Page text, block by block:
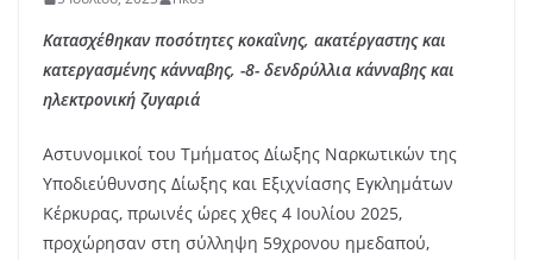
Κατασχέθηκαν ποσότητες κοκαΐνης, ακατέργαστης και
κατεργασμένης κάνναβης, -8- δενδρύλλια κάνναβης και
ηλεκτρονική ζυγαριά
Αστυνομικοί του Τμήματος Δίωξης Ναρκωτικών της
Υποδιεύθυνσης Δίωξης και Εξιχνίασης Εγκλημάτων
Κέρκυρας, πρωινές ώρες χθες 4 Ιουλίου 2025,
προχώρησαν στη σύλληψη 59χρονου ημεδαπού,